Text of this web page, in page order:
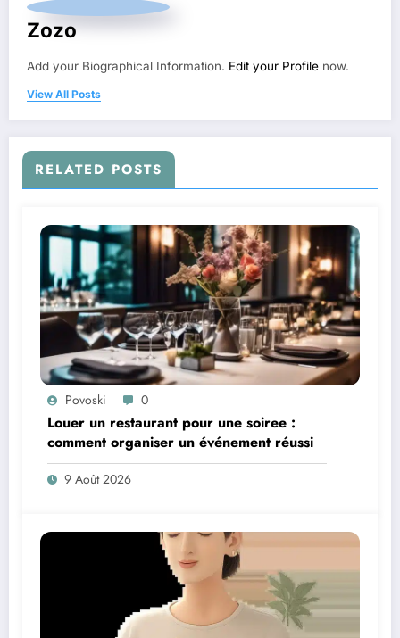
Zozo
Add your Biographical Information. Edit your Profile now.
View All Posts
RELATED POSTS
Povoski 0
Louer un restaurant pour une soiree :
comment organiser un événement réussi
9 Août 2026